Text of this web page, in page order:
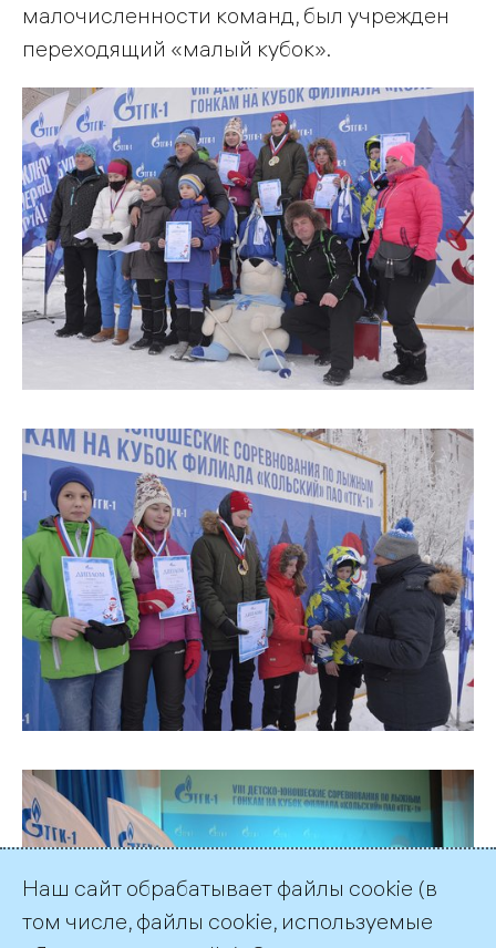
малочисленности команд, был учрежден
переходящий «малый кубок».
Наш сайт обрабатывает файлы cookie (в
том числе, файлы cookie, используемые